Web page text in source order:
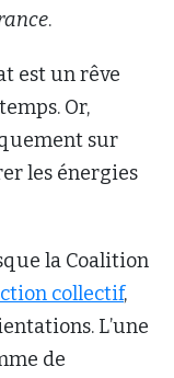
.
est un rêve
Or,
sur
les énergies
la Coalition
collectif,
L’une
de